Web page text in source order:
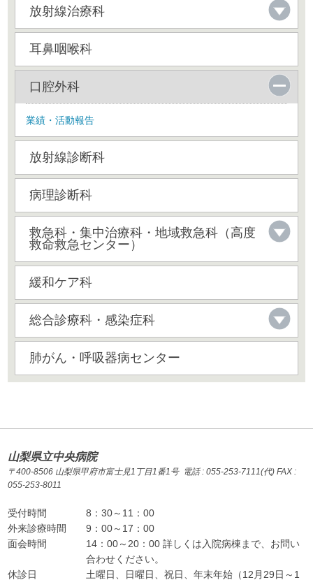
放射線治療科
耳鼻咽喉科
口腔外科
業績・活動報告
放射線診断科
病理診断科
救急科・集中治療科・地域救急科（高度
救命救急センター）
緩和ケア科
総合診療科・感染症科
肺がん・呼吸器病センター
山梨県立中央病院
〒400-8506 山梨県甲府市富士見1丁目1番1号 電話 : 055-253-7111(代) FAX :
055-253-8011
受付時間
8：30～11：00
外来診療時間
9：00～17：00
面会時間
14：00～20：00 詳しくは入院病棟まで、お問い
合わせください。
休診日
土曜日、日曜日、祝日、年末年始（12月29日～1